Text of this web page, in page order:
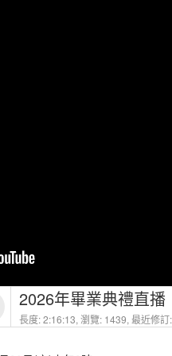
2026年畢業典禮直播
長度: 2:16:13, 瀏覽: 1439, 最近修